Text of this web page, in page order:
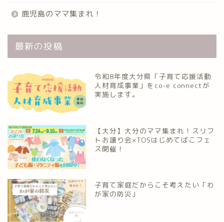
鹿児島のママ集まれ！
最新の投稿
令和8年度大分県「子育て応援活動
人材育成事業」をco-e connectが
実施します。
【大分】大分のママ集まれ！スリフ
トお譲り会×TOSはじめてばこフェ
ス開催！
子育て家庭だからこそ考えたい「わ
が家の防災」